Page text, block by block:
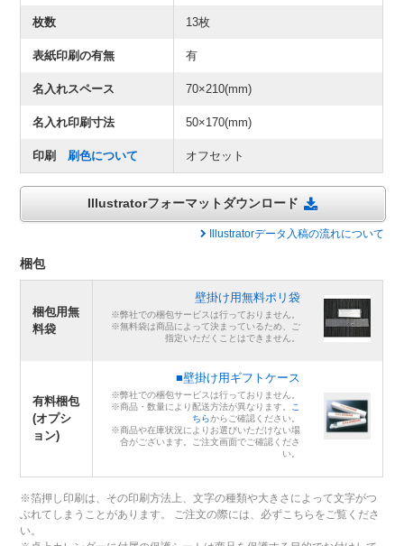
枚数 13枚
表紙印刷の有無 有
名入れスペース 70×210(mm)
名入れ印刷寸法 50×170(mm)
印刷刷色について オフセット
Illustratorフォーマットダウンロード
Illustratorデータ入稿の流れについて
梱包
梱包用無
料袋
壁掛け用無料ポリ袋
※弊社での梱包サービスは行っておりません。
※無料袋は商品によって決まっているため、ご
指定いただくことはできません。
有料梱包
(オプシ
ョン)
■壁掛け用ギフトケース
※弊社での梱包サービスは行っておりません。
※商品・数量により配送方法が異なります。
こ
ちらからご確認ください。
※商品や在庫状況によりお選びいただけない場
合がございます。ご注文画面でご確認くださ
い。
※箔押し印刷は、その印刷方法上、文字の種類や大きさによって文字がつ
ぶれてしまうことがあります。 ご注文の際には、必ずこちらをご覧くださ
い。